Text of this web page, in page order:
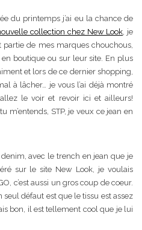
du printemps j’ai eu la chance de
collection chez New Look, je
de mes marques chouchous,
boutique ou sur leur site. En plus
et lors de ce dernier shopping,
à lâcher… je vous l’ai déjà montré
le voir et revoir ici et ailleurs!
m’entends, STP, je veux ce jean en
avec le trench en jean que je
sur le site New Look, je voulais
c’est aussi un gros coup de coeur.
défaut est que le tissu est assez
bon, il est tellement cool que je lui